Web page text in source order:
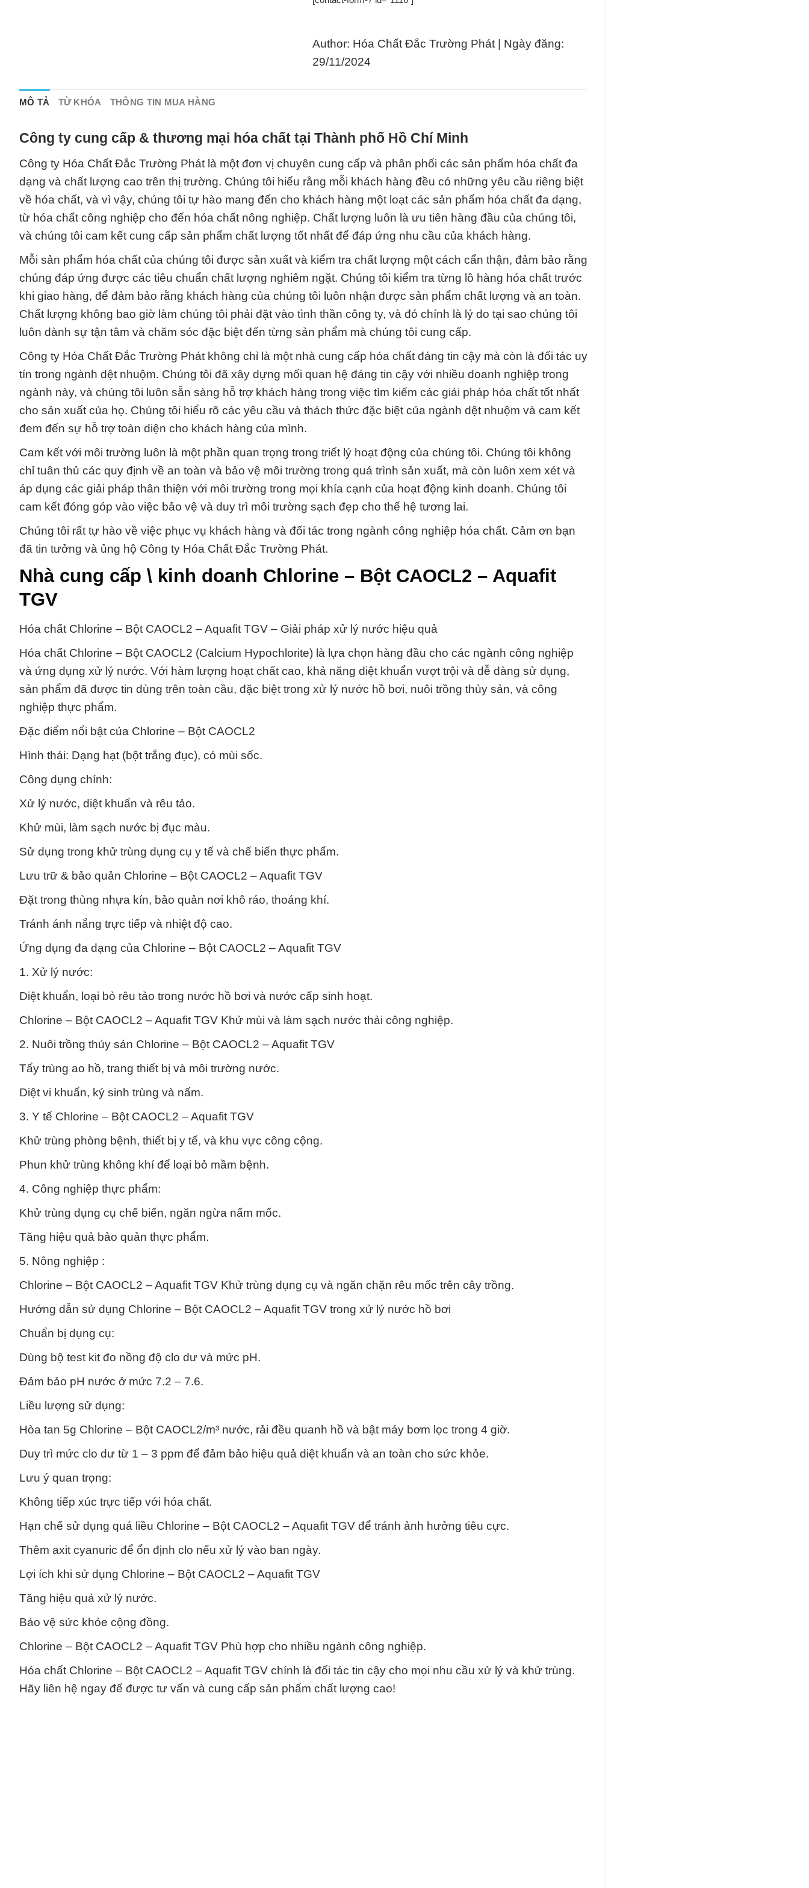
Author: Hóa Chất Đắc Trường Phát | Ngày đăng:
29/11/2024
MÔ TẢ TỪ KHÓA THÔNG TIN MUA HÀNG
Công ty cung cấp & thương mại hóa chất tại Thành phố Hồ Chí Minh
Công ty Hóa Chất Đắc Trường Phát là một đơn vị chuyên cung cấp và phân phối các sản phẩm hóa chất đa
dạng và chất lượng cao trên thị trường. Chúng tôi hiểu rằng mỗi khách hàng đều có những yêu cầu riêng biệt
về hóa chất, và vì vậy, chúng tôi tự hào mang đến cho khách hàng một loạt các sản phẩm hóa chất đa dạng,
từ hóa chất công nghiệp cho đến hóa chất nông nghiệp. Chất lượng luôn là ưu tiên hàng đầu của chúng tôi,
và chúng tôi cam kết cung cấp sản phẩm chất lượng tốt nhất để đáp ứng nhu cầu của khách hàng.
Mỗi sản phẩm hóa chất của chúng tôi được sản xuất và kiểm tra chất lượng một cách cẩn thận, đảm bảo rằng
chúng đáp ứng được các tiêu chuẩn chất lượng nghiêm ngặt. Chúng tôi kiểm tra từng lô hàng hóa chất trước
khi giao hàng, để đảm bảo rằng khách hàng của chúng tôi luôn nhận được sản phẩm chất lượng và an toàn.
Chất lượng không bao giờ làm chúng tôi phải đặt vào tình thần công ty, và đó chính là lý do tại sao chúng tôi
luôn dành sự tận tâm và chăm sóc đặc biệt đến từng sản phẩm mà chúng tôi cung cấp.
Công ty Hóa Chất Đắc Trường Phát không chỉ là một nhà cung cấp hóa chất đáng tin cậy mà còn là đối tác uy
tín trong ngành dệt nhuộm. Chúng tôi đã xây dựng mối quan hệ đáng tin cậy với nhiều doanh nghiệp trong
ngành này, và chúng tôi luôn sẵn sàng hỗ trợ khách hàng trong việc tìm kiếm các giải pháp hóa chất tốt nhất
cho sản xuất của họ. Chúng tôi hiểu rõ các yêu cầu và thách thức đặc biệt của ngành dệt nhuộm và cam kết
đem đến sự hỗ trợ toàn diện cho khách hàng của mình.
Cam kết với môi trường luôn là một phần quan trọng trong triết lý hoạt động của chúng tôi. Chúng tôi không
chỉ tuân thủ các quy định về an toàn và bảo vệ môi trường trong quá trình sản xuất, mà còn luôn xem xét và
áp dụng các giải pháp thân thiện với môi trường trong mọi khía cạnh của hoạt động kinh doanh. Chúng tôi
cam kết đóng góp vào việc bảo vệ và duy trì môi trường sạch đẹp cho thế hệ tương lai.
Chúng tôi rất tự hào về việc phục vụ khách hàng và đối tác trong ngành công nghiệp hóa chất. Cảm ơn bạn
đã tin tưởng và ủng hộ Công ty Hóa Chất Đắc Trường Phát.
Nhà cung cấp \ kinh doanh Chlorine – Bột CAOCL2 – Aquafit
TGV
Hóa chất Chlorine – Bột CAOCL2 – Aquafit TGV – Giải pháp xử lý nước hiệu quả
Hóa chất Chlorine – Bột CAOCL2 (Calcium Hypochlorite) là lựa chọn hàng đầu cho các ngành công nghiệp
và ứng dụng xử lý nước. Với hàm lượng hoạt chất cao, khả năng diệt khuẩn vượt trội và dễ dàng sử dụng,
sản phẩm đã được tin dùng trên toàn cầu, đặc biệt trong xử lý nước hồ bơi, nuôi trồng thủy sản, và công
nghiệp thực phẩm.
Đặc điểm nổi bật của Chlorine – Bột CAOCL2
Hình thái: Dạng hạt (bột trắng đục), có mùi sốc.
Công dụng chính:
Xử lý nước, diệt khuẩn và rêu tảo.
Khử mùi, làm sạch nước bị đục màu.
Sử dụng trong khử trùng dụng cụ y tế và chế biến thực phẩm.
Lưu trữ & bảo quản Chlorine – Bột CAOCL2 – Aquafit TGV
Đặt trong thùng nhựa kín, bảo quản nơi khô ráo, thoáng khí.
Tránh ánh nắng trực tiếp và nhiệt độ cao.
Ứng dụng đa dạng của Chlorine – Bột CAOCL2 – Aquafit TGV
1. Xử lý nước:
Diệt khuẩn, loại bỏ rêu tảo trong nước hồ bơi và nước cấp sinh hoạt.
Chlorine – Bột CAOCL2 – Aquafit TGV Khử mùi và làm sạch nước thải công nghiệp.
2. Nuôi trồng thủy sản Chlorine – Bột CAOCL2 – Aquafit TGV
Tẩy trùng ao hồ, trang thiết bị và môi trường nước.
Diệt vi khuẩn, ký sinh trùng và nấm.
3. Y tế Chlorine – Bột CAOCL2 – Aquafit TGV
Khử trùng phòng bệnh, thiết bị y tế, và khu vực công cộng.
Phun khử trùng không khí để loại bỏ mầm bệnh.
4. Công nghiệp thực phẩm:
Khử trùng dụng cụ chế biến, ngăn ngừa nấm mốc.
Tăng hiệu quả bảo quản thực phẩm.
5. Nông nghiệp :
Chlorine – Bột CAOCL2 – Aquafit TGV Khử trùng dụng cụ và ngăn chặn rêu mốc trên cây trồng.
Hướng dẫn sử dụng Chlorine – Bột CAOCL2 – Aquafit TGV trong xử lý nước hồ bơi
Chuẩn bị dụng cụ:
Dùng bộ test kit đo nồng độ clo dư và mức pH.
Đảm bảo pH nước ở mức 7.2 – 7.6.
Liều lượng sử dụng:
Hòa tan 5g Chlorine – Bột CAOCL2/m³ nước, rải đều quanh hồ và bật máy bơm lọc trong 4 giờ.
Duy trì mức clo dư từ 1 – 3 ppm để đảm bảo hiệu quả diệt khuẩn và an toàn cho sức khỏe.
Lưu ý quan trọng:
Không tiếp xúc trực tiếp với hóa chất.
Hạn chế sử dụng quá liều Chlorine – Bột CAOCL2 – Aquafit TGV để tránh ảnh hưởng tiêu cực.
Thêm axit cyanuric để ổn định clo nếu xử lý vào ban ngày.
Lợi ích khi sử dụng Chlorine – Bột CAOCL2 – Aquafit TGV
Tăng hiệu quả xử lý nước.
Bảo vệ sức khỏe cộng đồng.
Chlorine – Bột CAOCL2 – Aquafit TGV Phù hợp cho nhiều ngành công nghiệp.
Hóa chất Chlorine – Bột CAOCL2 – Aquafit TGV chính là đối tác tin cậy cho mọi nhu cầu xử lý và khử trùng.
Hãy liên hệ ngay để được tư vấn và cung cấp sản phẩm chất lượng cao!